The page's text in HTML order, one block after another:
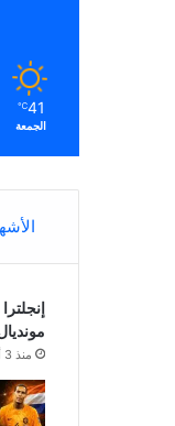
41
℃
الجمعة
مونديال
منذ 3 أسابيع